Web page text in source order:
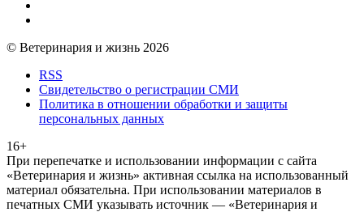
© Ветеринария и жизнь 2026
RSS
Свидетельство о регистрации СМИ
Политика в отношении обработки и защиты
персональных данных
16+
При перепечатке и использовании информации с сайта
«Ветеринария и жизнь» активная ссылка на использованный
материал обязательна. При использовании материалов в
печатных СМИ указывать источник — «Ветеринария и